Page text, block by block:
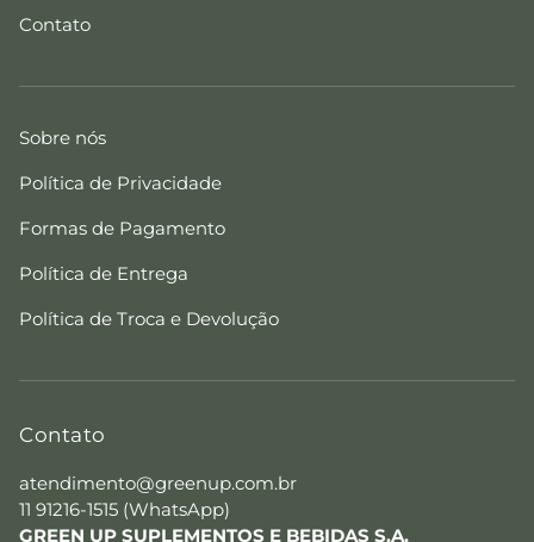
Contato
Sobre nós
Política de Privacidade
Formas de Pagamento
Política de Entrega
Política de Troca e Devolução
Contato
atendimento@greenup.com.br
11 91216-1515 (WhatsApp)
GREEN UP SUPLEMENTOS E BEBIDAS S.A.